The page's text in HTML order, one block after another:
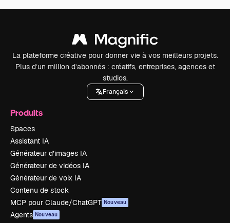
La plateforme créative pour donner vie à vos meilleurs projets.
Plus d’un million d’abonnés : créatifs, entreprises, agences et
studios.
Français
Produits
Spaces
Assistant IA
Générateur d’images IA
Générateur de vidéos IA
Générateur de voix IA
Contenu de stock
MCP pour Claude/ChatGPT Nouveau
Agents Nouveau